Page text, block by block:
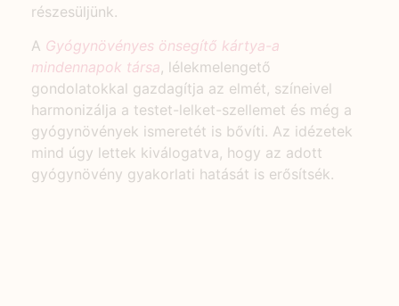
részesüljünk.
A Gyógynövényes önsegítő kártya-a
mindennapok társa, lélekmelengető
gondolatokkal gazdagítja az elmét, színeivel
harmonizálja a testet-lelket-szellemet és még a
gyógynövények ismeretét is bővíti. Az idézetek
mind úgy lettek kiválogatva, hogy az adott
gyógynövény gyakorlati hatását is erősítsék.